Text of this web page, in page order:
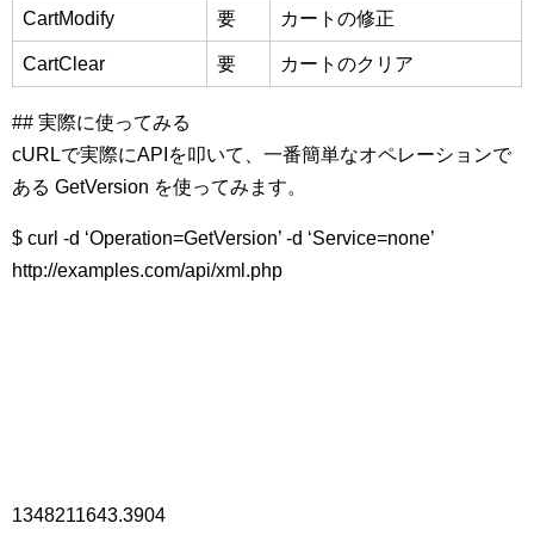
CartModify 要 カートの修正
CartClear 要 カートのクリア
## 実際に使ってみる
cURLで実際にAPIを叩いて、一番簡単なオペレーションで
ある GetVersion を使ってみます。
$ curl -d ‘Operation=GetVersion’ -d ‘Service=none’
http://examples.com/api/xml.php
1348211643.3904